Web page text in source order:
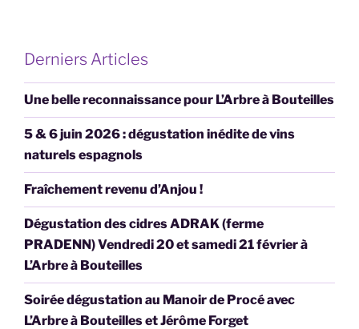
Derniers Articles
Une belle reconnaissance pour L’Arbre à Bouteilles
5 & 6 juin 2026 : dégustation inédite de vins
naturels espagnols
Fraîchement revenu d’Anjou !
Dégustation des cidres ADRAK (ferme
PRADENN) Vendredi 20 et samedi 21 février à
L’Arbre à Bouteilles
Soirée dégustation au Manoir de Procé avec
L’Arbre à Bouteilles et Jérôme Forget